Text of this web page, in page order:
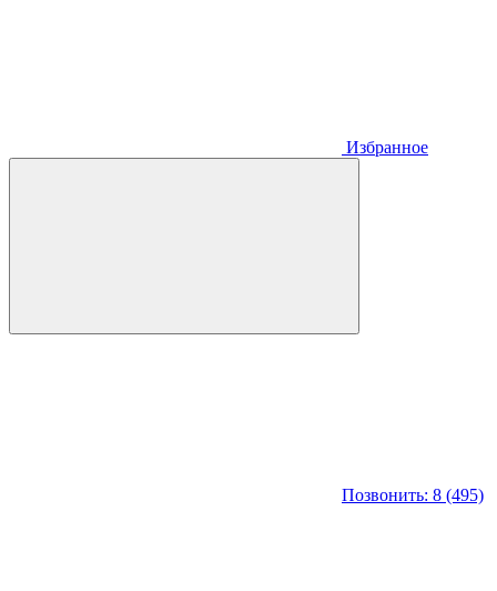
Избранное
Позвонить: 8 (495)